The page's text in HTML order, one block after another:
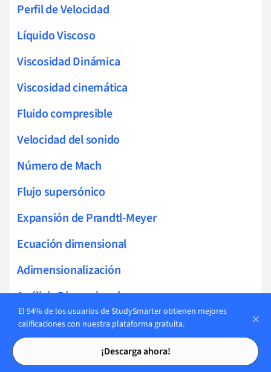
Tarjetas de estudio
Tarjetas de estudio
Perfil de Velocidad
Líquido Viscoso
Viscosidad Dinámica
Viscosidad cinemática
Fluido compresible
Velocidad del sonido
Número de Mach
Flujo supersónico
Expansión de Prandtl-Meyer
Ecuación dimensional
Adimensionalización
Análisis Dimensional
Teorema Pi de Buckingham
El 94% de los usuarios de StudySmarter obtienen mejores
calificaciones con nuestra plataforma gratuita.
¡Descarga ahora!